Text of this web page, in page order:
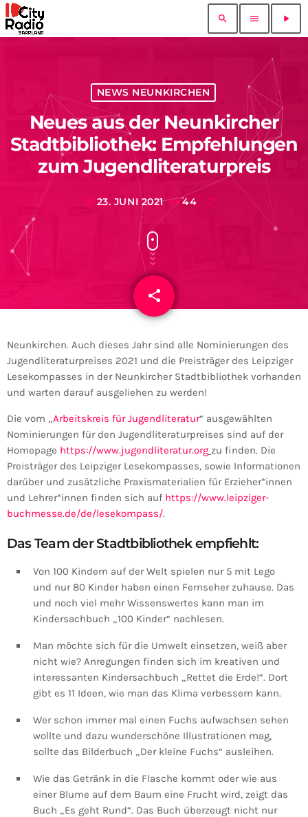
search menu play_arrow
NEWS NEUNKIRCHEN
Neues aus der Neunkircher
Stadtbibliothek: Empfehlungen
zum Jugendliteraturpreis
today 23. JUNI 2021 44
share
email
Neunkirchen. Auch dieses Jahr sind alle Nominierungen des
Jugendliteraturpreises 2021 und die Preisträger des Leipziger
Lesekompasses in der Neunkircher Stadtbibliothek vorhanden
und warten darauf ausgeliehen zu werden!
Die vom „Arbeitskreis für Jugendliteratur“ ausgewählten
Nominierungen für den Jugendliteraturpreises sind auf der
Homepage https://www.jugendliteratur.org zu finden. Die
Preisträger des Leipziger Lesekompasses, sowie Informationen
darüber und zusätzliche Praxismaterialien für Erzieher*innen
und Lehrer*innen finden sich auf https://www.leipziger-
buchmesse.de/de/lesekompass/.
Das Team der Stadtbibliothek empfiehlt:
Von 100 Kindern auf der Welt spielen nur 5 mit Lego
und nur 80 Kinder haben einen Fernseher zuhause. Das
und noch viel mehr Wissenswertes kann man im
Kindersachbuch „100 Kinder“ nachlesen.
Man möchte sich für die Umwelt einsetzen, weiß aber
nicht wie? Anregungen finden sich im kreativen und
interessanten Kindersachbuch „Rettet die Erde!“. Dort
gibt es 11 Ideen, wie man das Klima verbessern kann.
Wer schon immer mal einen Fuchs aufwachsen sehen
wollte und dazu wunderschöne Illustrationen mag,
sollte das Bilderbuch „Der kleine Fuchs“ ausleihen.
Wie das Getränk in die Flasche kommt oder wie aus
einer Blume auf dem Baum eine Frucht wird, zeigt das
Buch „Es geht Rund“. Das Buch überzeugt nicht nur